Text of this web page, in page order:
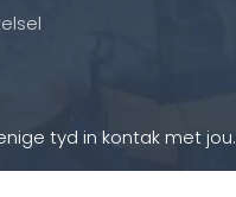
tyd in kontak met jou.